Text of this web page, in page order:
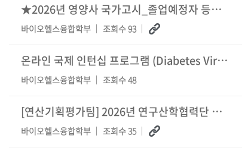
★2026년 영양사 국가고시_졸업예정자 등록★
바이오헬스융합학부 조회수 93
온라인 국제 인턴십 프로그램 (Diabetes Virtual Summer Camp 2026
바이오헬스융합학부 조회수 48
[연산기획평가팀] 2026년 연구산학협력단 연구보안 전문가 특강 안내
바이오헬스융합학부 조회수 35